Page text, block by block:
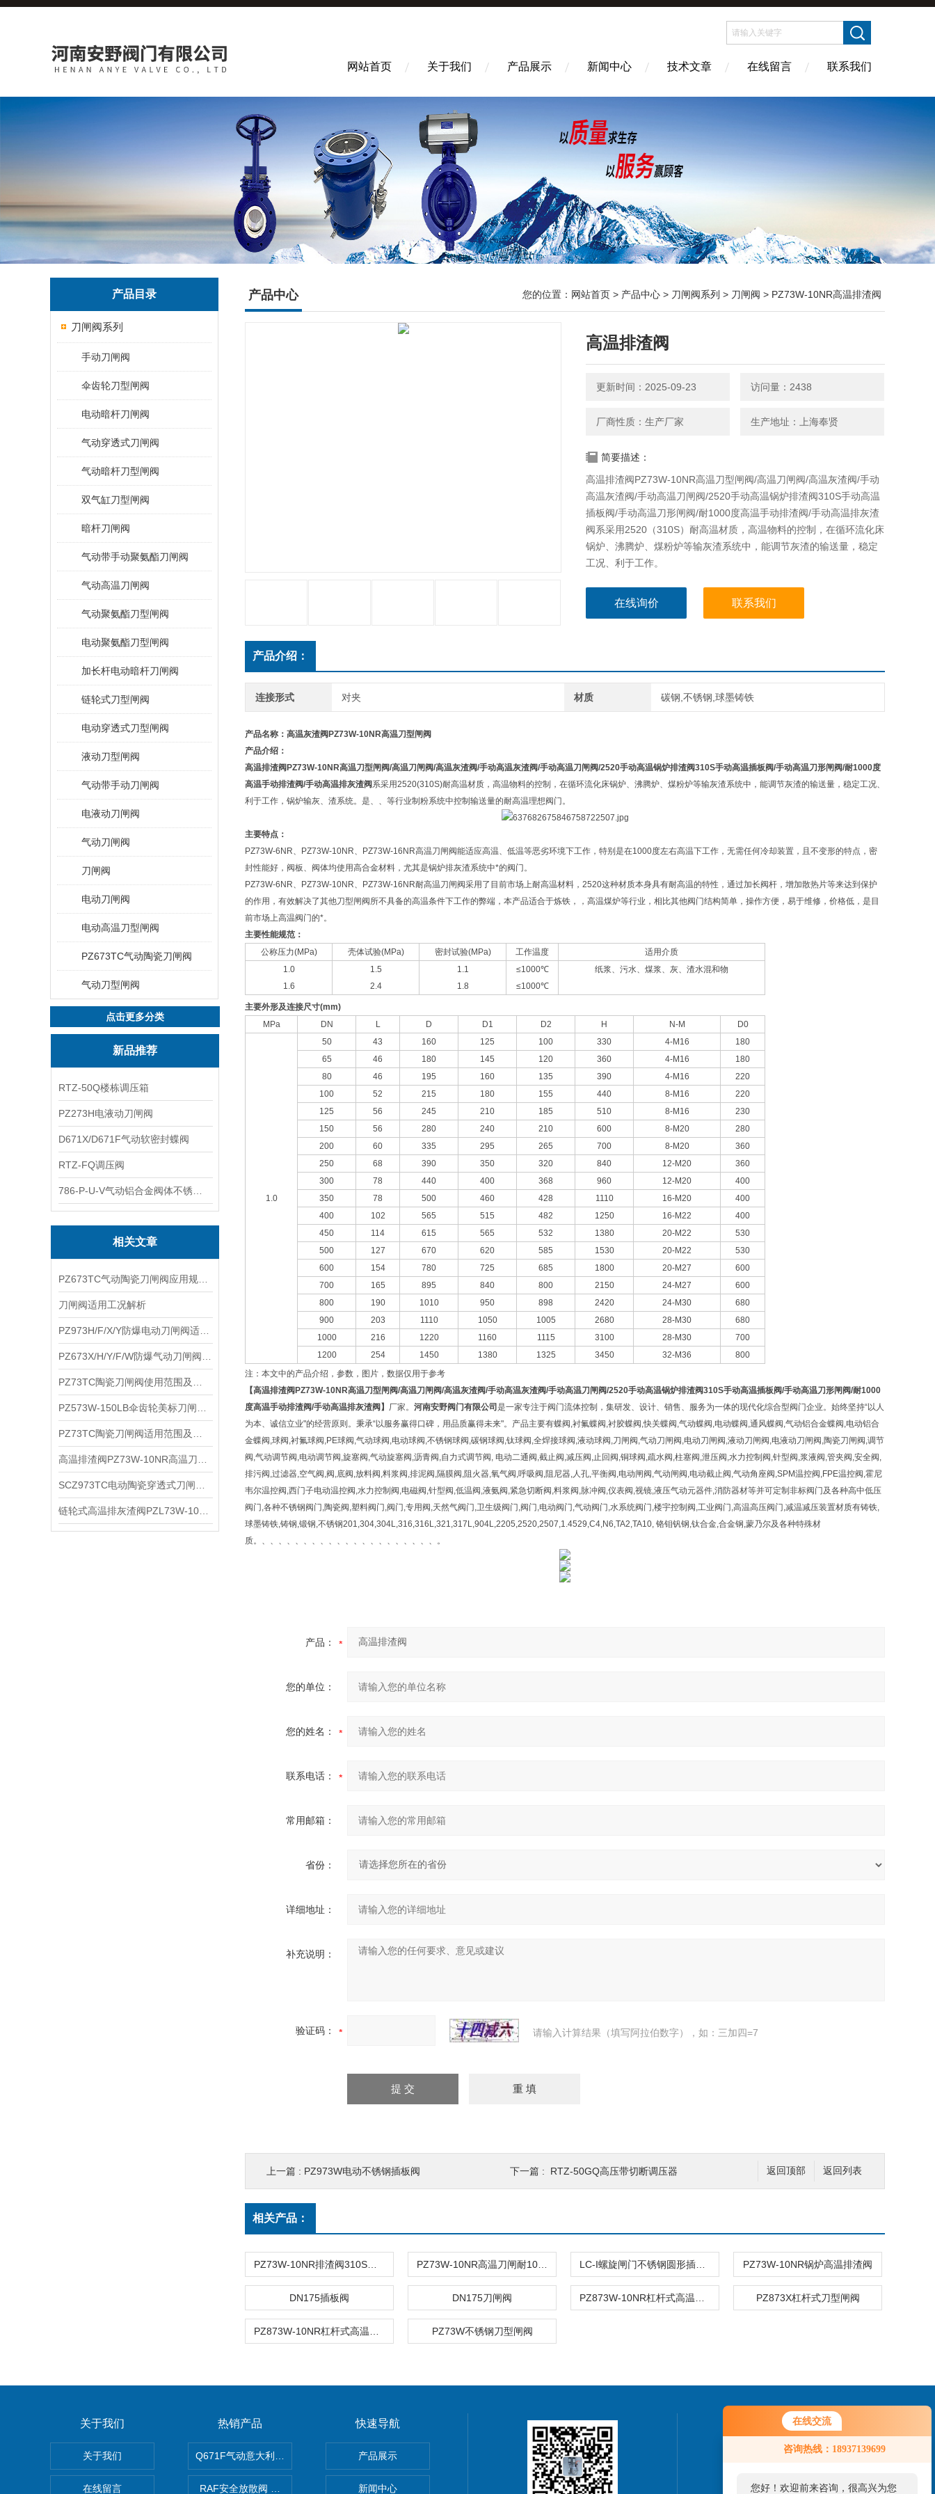
在线交流
咨询热线：18937139699
您好！欢迎前来咨询，很高兴为您
网站首页 关于我们 产品展示 新闻中心 技术文章 在线留言 联系我们
产品目录
刀闸阀系列
手动刀闸阀
伞齿轮刀型闸阀
电动暗杆刀闸阀
气动穿透式刀闸阀
气动暗杆刀型闸阀
双气缸刀型闸阀
暗杆刀闸阀
气动带手动聚氨酯刀闸阀
气动高温刀闸阀
气动聚氨酯刀型闸阀
电动聚氨酯刀型闸阀
加长杆电动暗杆刀闸阀
链轮式刀型闸阀
电动穿透式刀型闸阀
液动刀型闸阀
气动带手动刀闸阀
电液动刀闸阀
气动刀闸阀
刀闸阀
电动刀闸阀
电动高温刀型闸阀
PZ673TC气动陶瓷刀闸阀
气动刀型闸阀
点击更多分类
新品推荐
RTZ-50Q楼栋调压箱
PZ273H电液动刀闸阀
D671X/D671F气动软密封蝶阀
RTZ-FQ调压阀
相关文章
刀闸阀适用工况解析
产品中心 您的位置： 网站首页 > 产品中心 > 刀闸阀系列 > 刀闸阀 > PZ73W-10NR高温排渣阀
高温排渣阀
更新时间：2025-09-23 访问量：2438
厂商性质：生产厂家 生产地址：上海奉贤
简要描述：
高温排渣阀PZ73W-10NR高温刀型闸阀/高温刀闸阀/高温灰渣阀/手动
高温灰渣阀/手动高温刀闸阀/2520手动高温锅炉排渣阀310S手动高温
插板阀/手动高温刀形闸阀/耐1000度高温手动排渣阀/手动高温排灰渣
阀系采用2520（310S）耐高温材质，高温物料的控制，在循环流化床
锅炉、沸腾炉、煤粉炉等输灰渣系统中，能调节灰渣的输送量，稳定
工况、利于工作。
在线询价 联系我们
产品介绍：
连接形式 对夹 材质 碳钢,不锈钢,球墨铸铁
产品名称： 高温灰渣阀PZ73W-10NR高温刀型闸阀
产品介绍：
高温排渣阀 PZ73W-10NR高温刀型闸阀/高温刀闸阀/高温灰渣阀/手动高温灰渣阀/手动高温刀闸阀/2520手动高温锅炉排渣阀310S手动高温插板阀/手动高温刀形闸阀/耐1000度
高温手动排渣阀/手动高温排灰渣阀 系采用2520(310S)耐高温材质，高温物料的控制，在循环流化床锅炉、沸腾炉、煤粉炉等输灰渣系统中，能调节灰渣的输送量，稳定工况、
利于工作，锅炉输灰、渣系统。是、、等行业制粉系统中控制输送量的耐高温理想阀门。
主要特点：
PZ73W-6NR、PZ73W-10NR、PZ73W-16NR高温刀闸阀能适应高温、低温等恶劣环境下工作，特别是在1000度左右高温下工作，无需任何冷却装置，且不变形的特点，密
封性能好，阀板、阀体均使用高合金材料，尤其是锅炉排灰渣系统中*的阀门。
PZ73W-6NR、PZ73W-10NR、PZ73W-16NR耐高温刀闸阀采用了目前市场上耐高温材料，2520这种材质本身具有耐高温的特性，通过加长阀杆，增加散热片等来达到保护
的作用，有效解决了其他刀型闸阀所不具备的高温条件下工作的弊端，本产品适合于炼铁，，高温煤炉等行业，相比其他阀门结构简单，操作方便，易于维修，价格低，是目
前市场上高温阀门的*。
主要性能规范：
公称压力(MPa)
壳体试验(MPa) 密封试验(MPa) 工作温度
适用介质
1.0
1.6
1.5
2.4
1.1
1.8
≤1000℃
≤1000℃
纸浆、污水、煤浆、灰、渣水混和物
主要外形及连接尺寸(mm)
MPa
DN L D D1 D2 H N-M D0
1.0
50 43 160 125 100 330 4-M16
180
65
46 180 145 120 360 4-M16
180
80
46 195 160 135 390 4-M16
220
100
52 215 180 155 440 8-M16
220
125
56 245 210 185 510 8-M16
230
150
56 280 240 210 600 8-M20
280
200
60 335 295 265 700 8-M20
360
250
68 390 350 320 840 12-M20
360
300
78 440 400 368 960 12-M20
400
350
78 500 460 428 1110 16-M20
400
400
102 565 515 482 1250 16-M22
400
450
114 615 565 532 1380 20-M22
530
500
127 670 620 585 1530 20-M22
530
600
154 780 725 685 1800 20-M27
600
700
165 895 840 800 2150 24-M27
600
800
190 1010 950 898 2420 24-M30
680
900
203 1110 1050 1005 2680 28-M30
680
1000
216 1220 1160 1115 3100 28-M30
700
1200
254 1450 1380 1325 3450 32-M36
800
注：本文中的产品介绍，参数，图片，数据仅用于参考
【高温排渣阀 PZ73W-10NR高温刀型闸阀/高温刀闸阀/高温灰渣阀/手动高温灰渣阀/手动高温刀闸阀/2520手动高温锅炉排渣阀310S手动高温插板阀/手动高温刀形闸阀/耐1000
度高温手动排渣阀/手动高温排灰渣阀】 厂家。 河南安野阀门有限公司 是一家专注于阀门流体控制，集研发、设计、销售、服务为一体的现代化综合型阀门企业。始终坚持“以人
为本、诚信立业"的经营原则。秉承“以服务赢得口碑，用品质赢得未来"。产品主要有蝶阀,衬氟蝶阀,衬胶蝶阀,快关蝶阀,气动蝶阀,电动蝶阀,通风蝶阀,气动铝合金蝶阀,电动铝合
金蝶阀,球阀,衬氟球阀,PE球阀,气动球阀,电动球阀,不锈钢球阀,碳钢球阀,钛球阀,全焊接球阀,液动球阀,刀闸阀,气动刀闸阀,电动刀闸阀,液动刀闸阀,电液动刀闸阀,陶瓷刀闸阀,调节
阀,气动调节阀,电动调节阀,旋塞阀,气动旋塞阀,沥青阀,自力式调节阀, 电动二通阀,截止阀,减压阀,止回阀,铜球阀,疏水阀,柱塞阀,泄压阀,水力控制阀,针型阀,浆液阀,管夹阀,安全阀,
排污阀,过滤器,空气阀,阀,底阀,放料阀,料浆阀,排泥阀,隔膜阀,阻火器,氧气阀,呼吸阀,阻尼器,人孔,平衡阀,电动闸阀,气动闸阀,电动截止阀,气动角座阀,SPM温控阀,FPE温控阀,霍尼
韦尔温控阀,西门子电动温控阀,水力控制阀,电磁阀,针型阀,低温阀,液氨阀,紧急切断阀,料浆阀,脉冲阀,仪表阀,视镜,液压气动元器件,消防器材等并可定制非标阀门及各种高中低压
阀门,各种不锈钢阀门,陶瓷阀,塑料阀门,阀门,专用阀,天然气阀门,卫生级阀门,阀门,电动阀门,气动阀门,水系统阀门,楼宇控制阀,工业阀门,高温高压阀门,减温减压装置材质有铸铁,
球墨铸铁,铸钢,锻钢,不锈钢201,304,304L,316,316L,321,317L,904L,2205,2520,2507,1.4529,C4,N6,TA2,TA10, 铬钼钒钢,钛合金,合金钢,蒙乃尔及各种特殊材
质。、、、、、、、、、、、、、、、、、、、、、。
产品：
您的单位：
您的姓名：
联系电话：
常用邮箱：
省份：
详细地址：
补充说明：
验证码： 请输入计算结果（填写阿拉伯数字），如：三加四=7
返回列表
返回顶部
上一篇 : PZ973W电动不锈钢插板阀 下一篇 : RTZ-50GQ高压带切断调压器
相关产品：
PZ73W-10NR锅炉高温排渣阀
DN175插板阀 DN175刀闸阀 PZ873X杠杆式刀型闸阀
PZ73W不锈钢刀型闸阀
关于我们
关于我们
在线留言
热销产品
Q671F气动意大利式薄型球阀
RAF安全放散阀 阀生产
快速导航
产品展示
新闻中心
联系我们